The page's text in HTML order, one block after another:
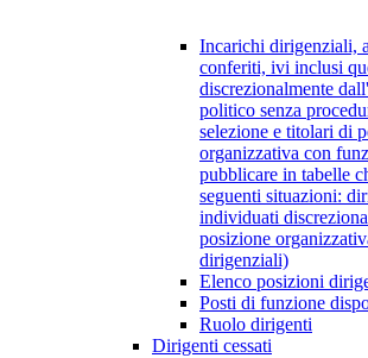
Incarichi dirigenziali,
conferiti, ivi inclusi
discrezionalmente
politico senza
selezione e titolari di
organizzativa con
pubblicare in tabelle
seguenti situazioni:
individuati
posizione
dirigenziali)
Elenco posizioni
Posti di funzione
Ruolo dirigenti
Dirigenti cessati